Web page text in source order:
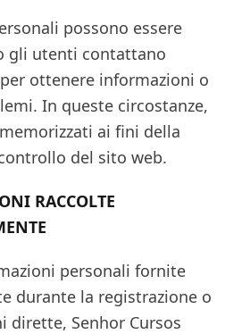
possono essere
gli utenti contattano
ottenere informazioni o
In queste circostanze,
ai fini della
del sito web.
RACCOLTE
personali fornite
durante la registrazione o
dirette, Senhor Cursos